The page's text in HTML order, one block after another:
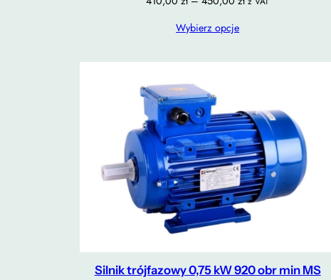
do
Wybierz opcje
Silnik trójfazowy 0,75 kW 920 obr min MS